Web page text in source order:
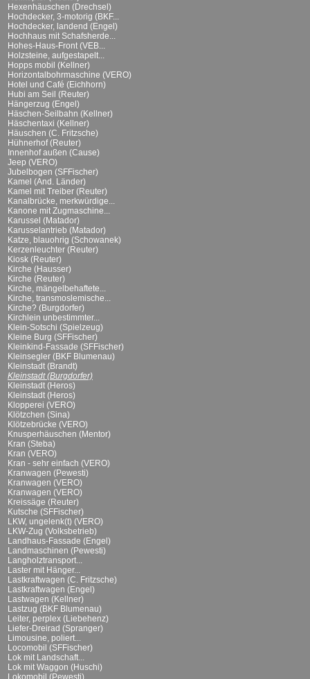
Hexenhäuschen (Drechsel)
Hochdecker, 3-motorig (BKF...
Hochdecker, landend (Engel)
Hochhaus mit Schafsherde...
Hohes-Haus-Front (VEB...
Holzsteine, aufgestapelt...
Hopps mobil (Kellner)
Horizontalbohrmaschine (VERO)
Hotel und Café (Eichhorn)
Hubi am Seil (Reuter)
Hängerzug (Engel)
Häschen-Seilbahn (Kellner)
Häschentaxi (Kellner)
Häuschen (C. Fritzsche)
Hühnerhof (Reuter)
Innenhof außen (Cause)
Jeep (VERO)
Jubelbogen (SFFischer)
Kamel (And. Länder)
Kamel mit Treiber (Reuter)
Kanalbrücke, merkwürdige...
Kanone mit Zugmaschine...
Karussel (Matador)
Karusselantrieb (Matador)
Katze, blauohrig (Schowanek)
Kerzenleuchter (Reuter)
Kiosk (Reuter)
Kirche (Hausser)
Kirche (Reuter)
Kirche, mängelbehaftete...
Kirche, transmoslemische...
Kirche? (Burgdorfer)
Kirchlein unbestimmter...
Klein-Sotschi (Spielzeug)
Kleine Burg (SFFischer)
Kleinkind-Fassade (SFFischer)
Kleinsegler (BKF Blumenau)
Kleinstadt (Brandt)
Kleinstadt (Burgdorfer)
Kleinstadt (Heros)
Kleinstadt (Heros)
Klopperei (VERO)
Klötzchen (Sina)
Klötzebrücke (VERO)
Knusperhäuschen (Mentor)
Kran (Steba)
Kran (VERO)
Kran - sehr einfach (VERO)
Kranwagen (Pewesti)
Kranwagen (VERO)
Kranwagen (VERO)
Kreissäge (Reuter)
Kutsche (SFFischer)
LKW, ungelenk(t) (VERO)
LKW-Zug (Volksbetrieb)
Landhaus-Fassade (Engel)
Landmaschinen (Pewesti)
Langholztransport...
Laster mit Hänger...
Lastkraftwagen (C. Fritzsche)
Lastkraftwagen (Engel)
Lastwagen (Kellner)
Lastzug (BKF Blumenau)
Leiter, perplex (Liebehenz)
Liefer-Dreirad (Spranger)
Limousine, poliert...
Locomobil (SFFischer)
Lok mit Landschaft...
Lok mit Waggon (Huschi)
Lokomobil (Pewesti)